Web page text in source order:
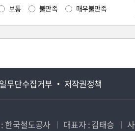
보통 불만족 매우불만족
무단수집거부 저작권정책
한국철도공사 대표자 : 김태승